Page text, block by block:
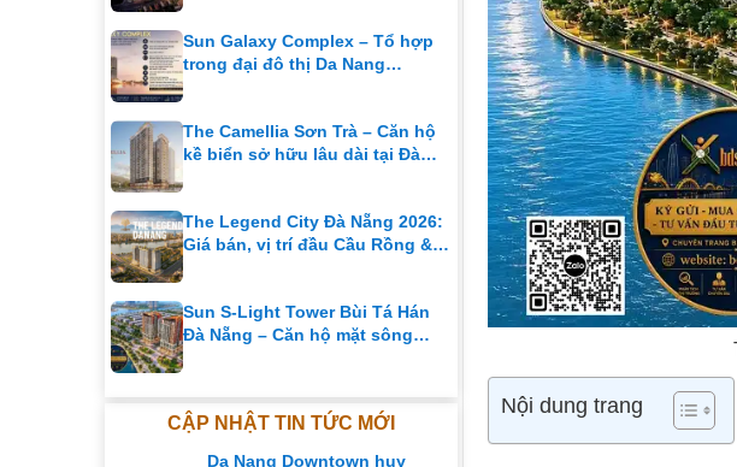
Nội dung trang
Sun Galaxy Complex – Tổ hợp
trong đại đô thị Da Nang
The Camellia Sơn Trà – Căn hộ
kề biển sở hữu lâu dài tại Đà
The Legend City Đà Nẵng 2026:
Giá bán, vị trí đầu Cầu Rồng &
Sun S-Light Tower Bùi Tá Hán
Đà Nẵng – Căn hộ mặt sông
CẬP NHẬT TIN TỨC MỚI
Da Nang Downtown huy